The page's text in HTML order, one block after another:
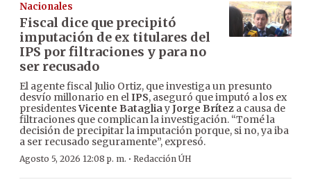
Nacionales
Fiscal dice que precipitó
imputación de ex titulares del
IPS por filtraciones y para no
ser recusado
El agente fiscal Julio Ortiz, que investiga un presunto
desvío millonario en elIPS, aseguró que imputó a los ex
presidentesVicente BatagliayJorge Brítez a causa de
filtraciones que complican la investigación. “Tomé la
decisión de precipitar la imputación porque, si no, ya iba
a ser recusado seguramente”, expresó.
Agosto 5, 2026 12:08 p. m. · Redacción ÚH